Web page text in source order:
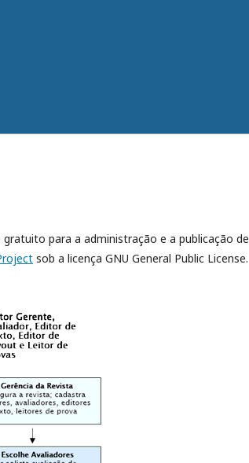
gratuito para a administração e a publicação de
sob a licença GNU General Public License.